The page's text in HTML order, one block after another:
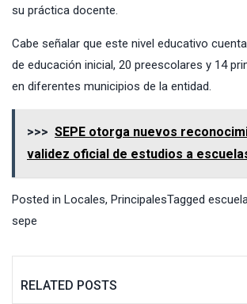
su práctica docente.
Cabe señalar que este nivel educativo
de educación inicial, 20 preescolares y 14
en diferentes municipios de la entidad.
>>> SEPE otorga nuevos
validez oficial de estudios a
Posted in Locales, PrincipalesTagged
sepe
RELATED POSTS